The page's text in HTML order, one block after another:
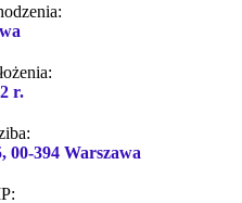
r.
00-394 Warszawa